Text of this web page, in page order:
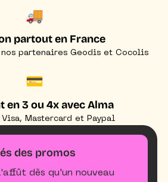
🚚
partout en France
nos partenaires Geodis et Cocolis
💳
en 3 ou 4x avec Alma
Visa, Mastercard et Paypal
des promos
dès qu'un nouveau